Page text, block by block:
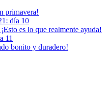
primavera!
día 10
es lo que realmente ayuda!
11
bonito y duradero!